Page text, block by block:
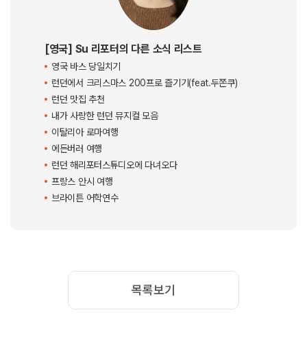
[영국] Su 리포터의 다른 소식 리스트
영국 바스 당일치기
런던에서 크리스마스 200프로 즐기기(feat.두쫀쿠)
런던 맛집 추천
내가 사랑한 런던 뮤지컬 모음
이탈리아 로마여행
에든버러 여행
런던 해리포터스튜디오에 다녀오다
프랑스 안시 여행
브라이튼 어학연수
목록보기